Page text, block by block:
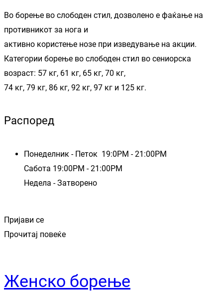
Во борење во слободен стил, дозволено е фаќање на
противникот за нога и
активно користење нозе при изведување на акции.
Категории борење во слободен стил во сениорска
возраст: 57 кг, 61 кг, 65 кг, 70 кг,
74 кг, 79 кг, 86 кг, 92 кг, 97 кг и 125 кг.
Распоред
Понеделник - Петок 19:0PM - 21:00PM
Сабота 19:00PM - 21:00PM
Недела - Затворено
Пријави се
Прочитај повеќе
Женско борење